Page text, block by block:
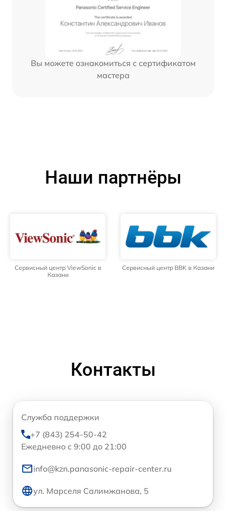
Вы можете ознакомиться с сертификатом
мастера
Наши партнёры
Сервисный центр ViewSonic в
Казани
Сервисный центр BBK в Казани
Контакты
Служба поддержки
+7 (843) 254-50-42
Ежедневно с 9:00 до 21:00
info@kzn.panasonic-repair-center.ru
ул. Марселя Салимжанова, 5